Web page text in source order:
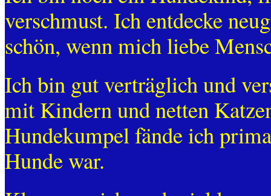
verschmust. Ich entdecke
schön, wenn mich liebe
Ich bin gut verträglich und
mit Kindern und netten
Hundekumpel fände ich
Hunde war.